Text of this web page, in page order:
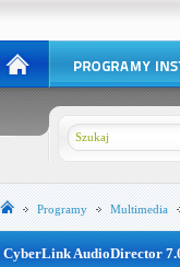
Programy Multimedia
CyberLink AudioDirector